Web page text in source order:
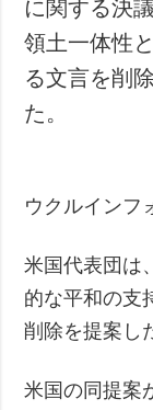
に関する決
領土一体性
る文言を削
た。
ウクルインフ
米国代表団は
的な平和の支
削除を提案し
米国の同提案